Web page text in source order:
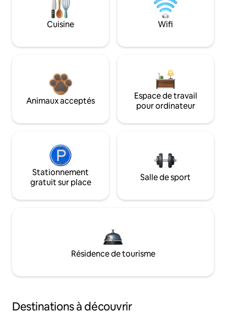
Cuisine Wifi
Animaux acceptés
Espace de travail
pour ordinateur
Stationnement
gratuit sur place
Salle de sport
Résidence de tourisme
Destinations à découvrir